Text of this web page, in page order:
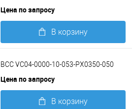
Цена по запросу
В корзину
BCC VC04-0000-10-053-PX0350-050
Цена по запросу
В корзину